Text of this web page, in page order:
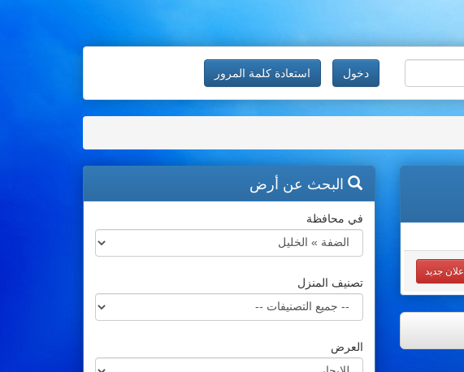
دخول استعادة كلمة المرور
إعلان جديد
البحث عن أرض
في محافظة
تصنيف المنزل
العرض